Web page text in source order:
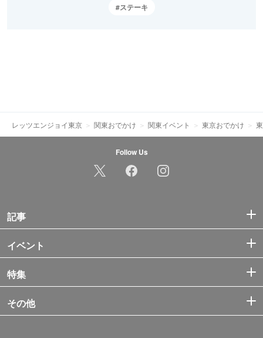
ステーキ
レッツエンジョイ東京 関東おでかけ 関東イベント 東京おでかけ
Follow Us
記事
イベント
特集
その他